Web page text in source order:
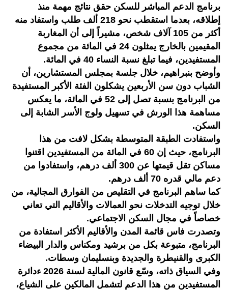
برنامج الدعم المباشر للسكن حقق نتائج مهمة منذ
إطلاقه، بعدما استقطب نحو 218 ألف طلب واستفاد منه
أكثر من 105 آلاف شخص، مشيراً إلى أن المغاربة
المقيمين بالخارج يمثلون 24 في المائة من مجموع
المستفيدين، فيما تبلغ نسبة النساء 40 في المائة.
وأوضح بنبراهيم، خلال جلسة بمجلس المستشارين، أن
الشباب دون سن الأربعين يشكلون الفئة الأكبر المستفيدة
من البرنامج بنسبة تصل إلى 52 في المائة، ما يعكس
مساهمة هذا الورش في تسهيل ولوج الأسر الشابة إلى
السكن.
واستفادت الطبقة المتوسطة بشكل لافت من هذا
البرنامج، حيث إن 60 في المائة من المستفيدين اقتنوا
مساكن تقل قيمتها عن 300 ألف درهم، واستفادوا من
دعم مالي قدره 70 ألف درهم.
كما ساهم البرنامج في التقليص من الفوارق المجالية، من
خلال توجيه التدخلات نحو العمالات والأقاليم التي تعاني
خصاصاً في مجال السكن الاجتماعي.
وتصدرت فاس قائمة المدن والأقاليم الأكثر استفادة من
البرنامج، متبوعة بكل من برشيد ومكناس والدار البيضاء
الكبرى والقنيطرة والجديدة وبنسليمان وسطات.
وفي السياق ذاته، وسّع قانون المالية لسنة 2026 ءدائرة
المستفيدين من هذا الدعم لتشمل المالكين على الشياع،